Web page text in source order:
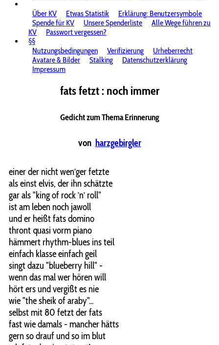
Über KV
Etwas Statistik
Erklärung: Benutzersymbole
Spende für KV
Unsere Spenderliste
Alle Wege führen zu
KV
Passwort vergessen?
§§
Nutzungsbedingungen
Verifizierung
Urheberrecht
Avatare & Bilder
Stalking
Datenschutzerklärung
Impressum
fats fetzt : noch immer
Gedicht zum Thema Erinnerung
von harzgebirgler
einer der nicht wen’ger fetzte
als einst elvis, der ihn schätzte
gar als "king of rock ’n’ roll"
ist am leben noch jawoll
und er heißt fats domino
thront quasi vorm piano
hämmert rhythm-blues ins teil
einfach klasse einfach geil
singt dazu "blueberry hill" -
wenn das mal wer hören will
hört ers und vergißt es nie
wie "the sheik of araby"...
selbst mit 80 fetzt der fats
fast wie damals - mancher hätts
gern so drauf und so im blut